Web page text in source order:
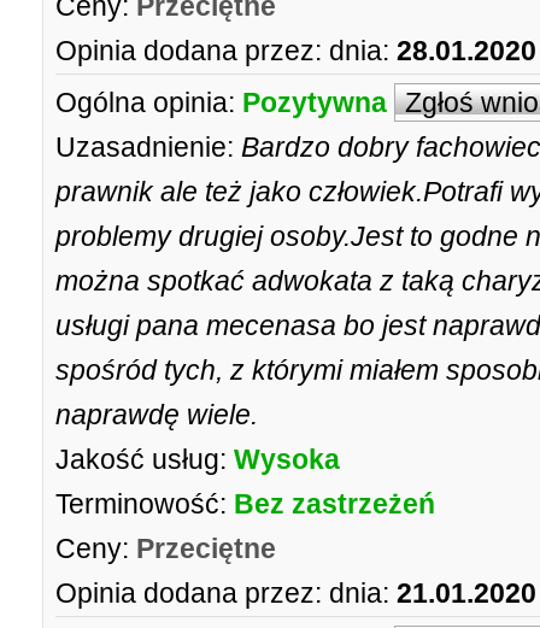
Opinia dodana przez: dnia:
Ogólna opinia: Pozytywna Zgłoś
Uzasadnienie: Bardzo dobry
prawnik ale też jako człowiek.Potrafi
problemy drugiej osoby.Jest to godne
można spotkać adwokata z taką
usługi pana mecenasa bo jest
spośród tych, z którymi miałem
naprawdę wiele.
Jakość usług: Wysoka
Terminowość: Bez zastrzeżeń
Ceny: Przeciętne
Opinia dodana przez: dnia: